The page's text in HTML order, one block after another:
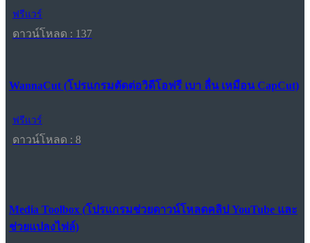
ฟรีแวร์
ดาวน์โหลด : 137
WannaCut (โปรแกรมตัดต่อวิดีโอฟรี เบา ลื่น เหมือน CapCut)
ฟรีแวร์
ดาวน์โหลด : 8
Media Toolbox (โปรแกรมช่วยดาวน์โหลดคลิป YouTube และ
ช่วยแปลงไฟล์)